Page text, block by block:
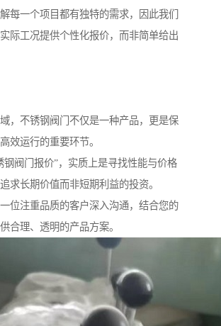
每一个项目都有独特的需求，因此我们
际工况提供个性化报价，而非简单给出
，不锈钢阀门不仅是一种产品，更是保
效运行的重要环节。
钢阀门报价”，实质上是寻找性能与价格
求长期价值而非短期利益的投资。
位注重品质的客户深入沟通，结合您的
合理、透明的产品方案。